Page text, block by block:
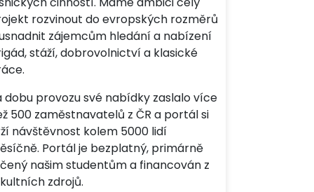
rozvinout do evropských rozměrů
zájemcům hledání a nabízení
stáží, dobrovolnictví a klasické
dobu provozu své nabídky zaslalo více
500 zaměstnavatelů z ČR a portál si
návštěvnost kolem 5000 lidí
Portál je bezplatný, primárně
našim studentům a financován z
zdrojů.